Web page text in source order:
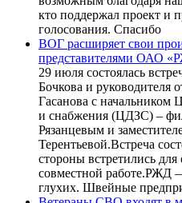
кто поддержал проект и
голосования. Спасибо
ВОГ расширяет свои
представителями ОАО
29 июля состоялась
Бочкова и
Гасанова с начальником
и снабжения (ЦДЗС) –
Рязанцевым и
Терентьевой.Встреча
стороны встретились
совместной работе.РЖД
глухих. Швейные